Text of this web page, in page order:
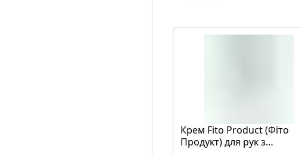
Крем Fito Product (Фіто
Продукт) для рук з